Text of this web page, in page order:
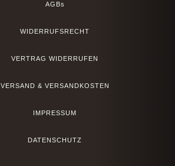
AGBs
WIDERRUFSRECHT
VERTRAG WIDERRUFEN
VERSAND & VERSANDKOSTEN
IMPRESSUM
DATENSCHUTZ